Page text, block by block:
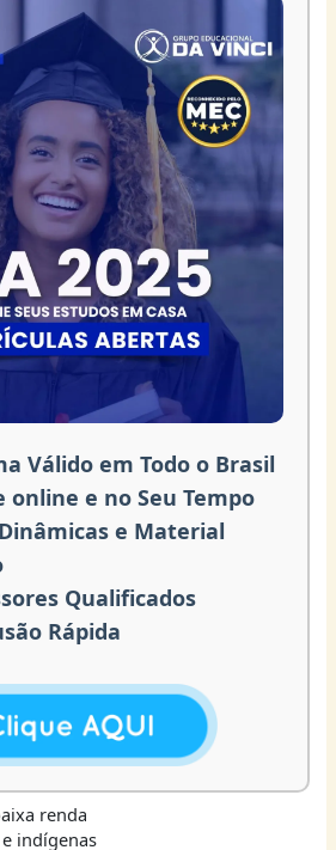
Válido em Todo o Brasil
online e no Seu Tempo
e Material
Qualificados
Rápida
renda
indígenas